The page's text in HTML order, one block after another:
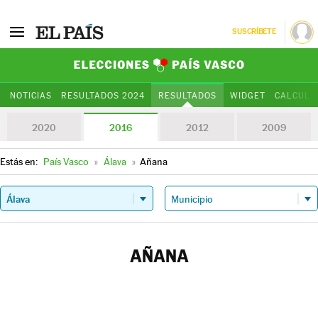
SUSCRÍBETE
NOTICIAS RESULTADOS 2024 RESULTADOS WIDGET
2020 2016 2012 2009
Estás en: País Vasco » Álava » Añana
AÑANA